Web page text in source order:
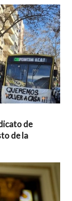
de
de la